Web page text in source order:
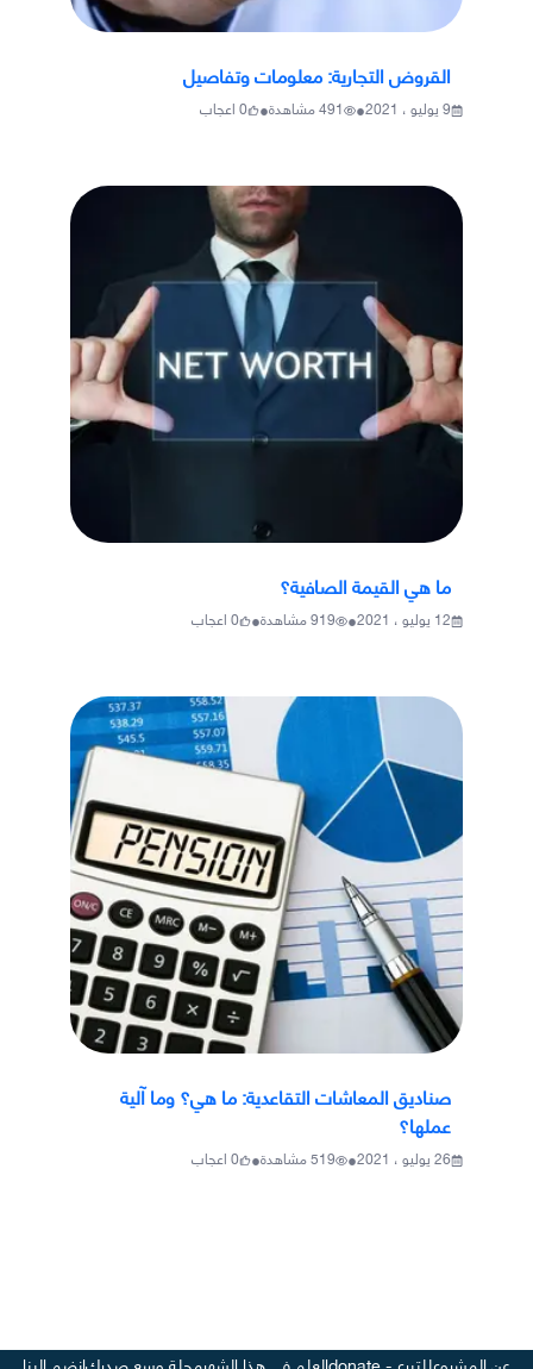
القروض التجارية: معلومات وتفاصيل
9 يوليو ، 2021 •
491مشاهدة•
0اعجاب
ما هي القيمة الصافية؟
12 يوليو ، 2021 •
919مشاهدة•
0اعجاب
صناديق المعاشات التقاعدية: ما هي؟ وما آلية
عملها؟
26 يوليو ، 2021 •
519مشاهدة•
0اعجاب
عن المشروعللتبرع - donate العلم في هذا الشهرمجلة وسع صدركانضم إلينا